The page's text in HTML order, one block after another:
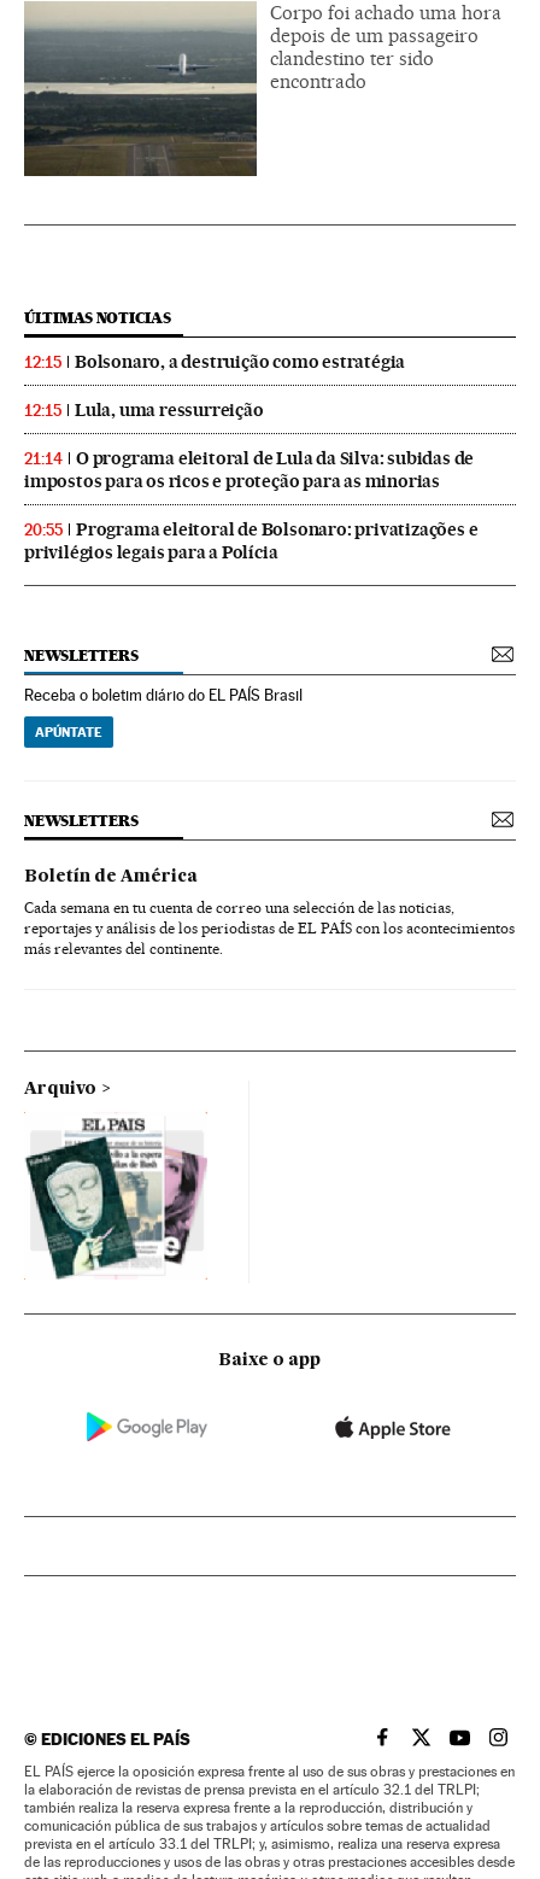
Corpo foi achado uma hora
depois de um passageiro
clandestino ter sido
encontrado
ÚLTIMAS NOTICIAS
12:15 Bolsonaro, a destruição como estratégia
12:15 Lula, uma ressurreição
21:14
O programa eleitoral de Lula da Silva: subidas de
impostos para os ricos e proteção para as minorias
20:55
Programa eleitoral de Bolsonaro: privatizações e
privilégios legais para a Polícia
NEWSLETTERS
Receba o boletim diário do EL PAÍS Brasil
APÚNTATE
NEWSLETTERS
Boletín de América
Cada semana en tu cuenta de correo una selección de las noticias,
reportajes y análisis de los periodistas de EL PAÍS con los acontecimientos
más relevantes del continente.
Arquivo
Baixe o app
©EDICIONES EL PAÍS EL PAÍS BRASIL EN
EL PAÍSEL PAÍS
EL
EL PAÍS ejerce la oposición expresa frente al uso de sus obras y prestaciones en
la elaboración de revistas de prensa prevista en el artículo 32.1 del TRLPI;
también realiza la reserva expresa frente a la reproducción, distribución y
comunicación pública de sus trabajos y artículos sobre temas de actualidad
prevista en el artículo 33.1 del TRLPI; y, asimismo, realiza una reserva expresa
de las reproducciones y usos de las obras y otras prestaciones accesibles desde